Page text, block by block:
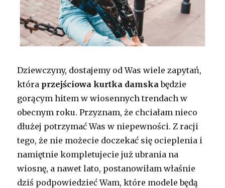
Dziewczyny, dostajemy od Was wiele zapytań,
która przejściowa kurtka damska będzie
gorącym hitem w wiosennych trendach w
obecnym roku. Przyznam, że chciałam nieco
dłużej potrzymać Was w niepewności. Z racji
tego, że nie możecie doczekać się ocieplenia i
namiętnie kompletujecie już ubrania na
wiosnę, a nawet lato, postanowiłam właśnie
dziś podpowiedzieć Wam, które modele będą